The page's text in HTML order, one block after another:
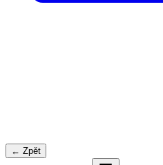
← Zpět